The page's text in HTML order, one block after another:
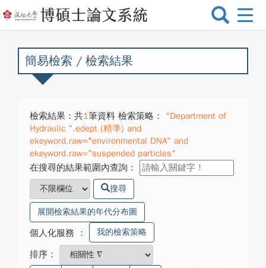
選
換
簡易檢索 / 檢索結果
檢索結果：共1筆資料 檢索策略：
"Department of
Hydraulic ".edept (精準) and
ekeyword.raw="environmental DNA" and
ekeyword.raw="suspended particles"
在搜尋的結果範圍內查詢：
搜尋
展開檢索結果的年代分布圖
個人化服務 ： 我的檢索策略
排序：